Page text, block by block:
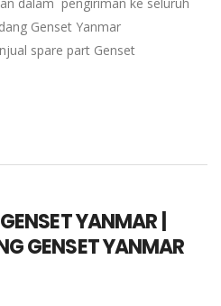
Genset Yanmar
spare part Genset
YANMAR |
GENSET YANMAR